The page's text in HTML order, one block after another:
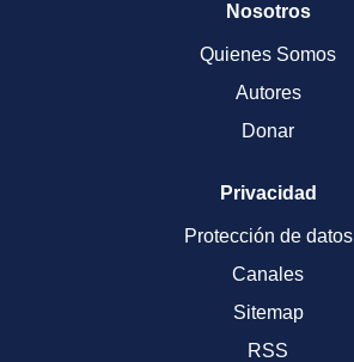
Nosotros
Quienes Somos
Autores
Donar
Privacidad
Protección de datos
Canales
Sitemap
RSS